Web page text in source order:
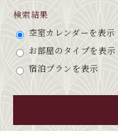
検索結果
空室カレンダーを表示
お部屋のタイプを表示
宿泊プランを表示